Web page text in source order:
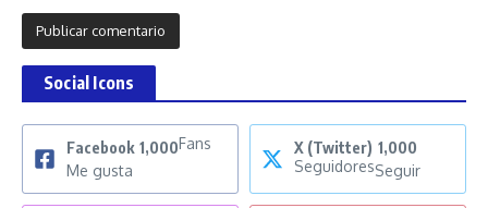
Social Icons
Facebook 1,000Fans
Me gusta
X (Twitter) 1,000
SeguidoresSeguir